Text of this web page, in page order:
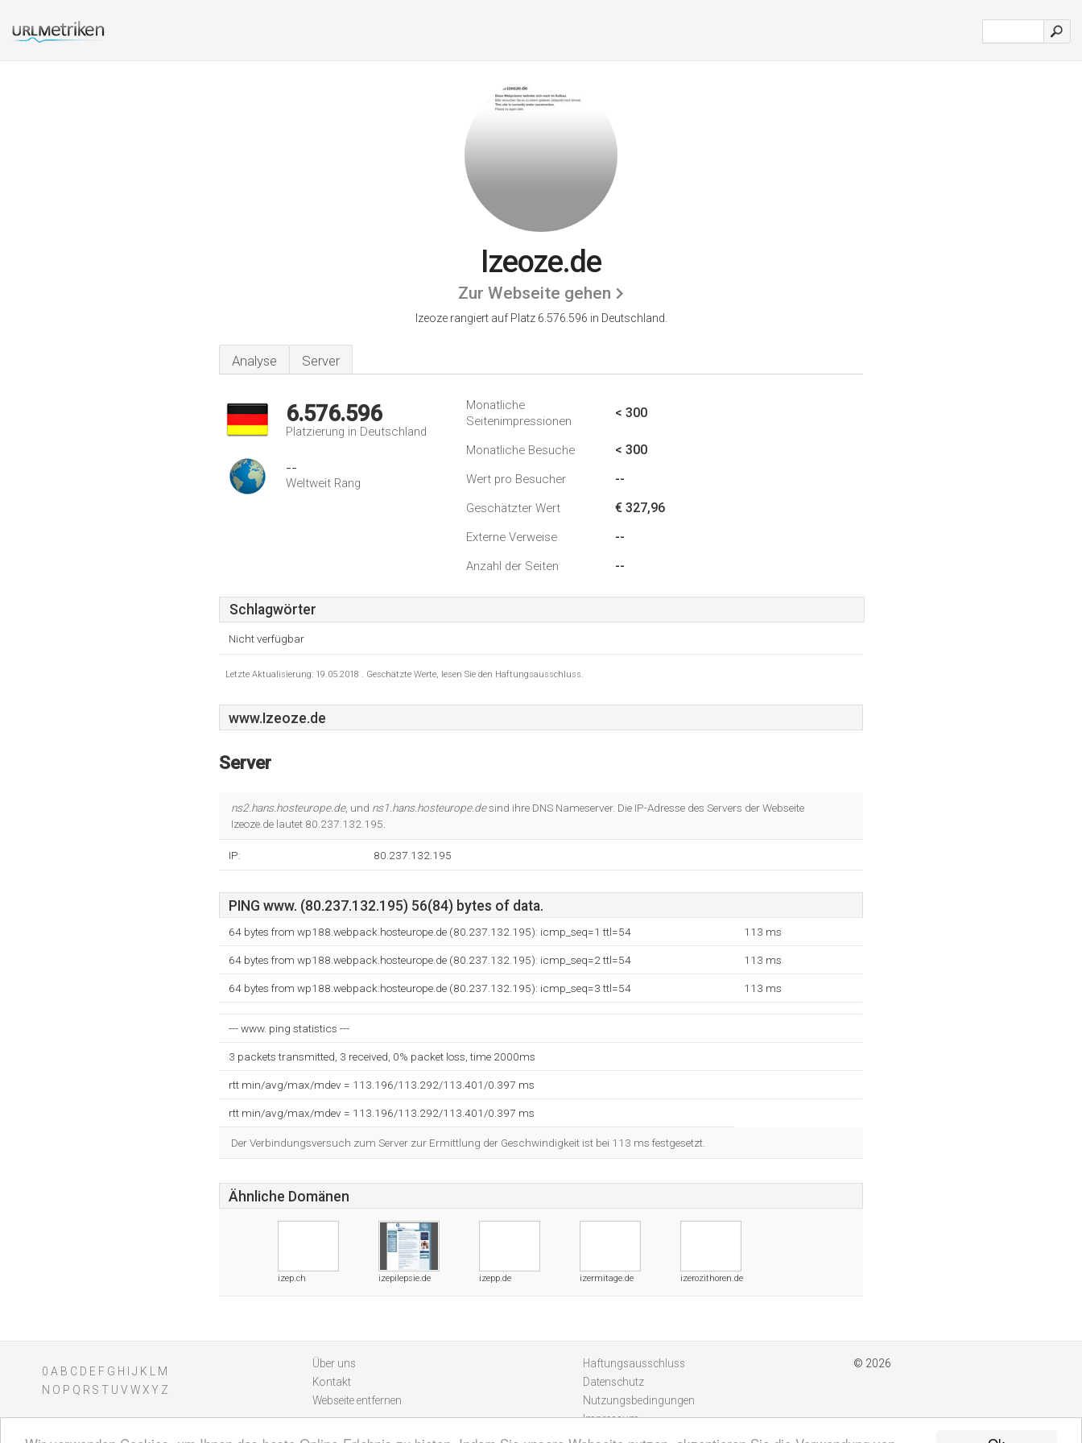
Izeoze.de
Zur Webseite gehen
Izeoze rangiert auf Platz 6.576.596 in Deutschland.
Analyse Server
6.576.596
Platzierung in Deutschland
--
Weltweit Rang
Monatliche
Seitenimpressionen
< 300
Monatliche Besuche < 300
Wert pro Besucher --
Geschätzter Wert € 327,96
Externe Verweise --
Anzahl der Seiten --
Schlagwörter
Nicht verfügbar
Letzte Aktualisierung: 19.05.2018 . Geschätzte Werte, lesen Sie den Haftungsausschluss.
www.Izeoze.de
Server
ns2.hans.hosteurope.de, und ns1.hans.hosteurope.desind ihre DNS Nameserver. Die IP-Adresse des Servers der Webseite
Izeoze.de lautet 80.237.132.195.
IP: 80.237.132.195
PING www. (80.237.132.195) 56(84) bytes of data.
64 bytes from wp188.webpack.hosteurope.de (80.237.132.195): icmp_seq=1 ttl=54 113 ms
64 bytes from wp188.webpack.hosteurope.de (80.237.132.195): icmp_seq=2 ttl=54 113 ms
64 bytes from wp188.webpack.hosteurope.de (80.237.132.195): icmp_seq=3 ttl=54 113 ms
--- www. ping statistics ---
3 packets transmitted, 3 received, 0% packet loss, time 2000ms
rtt min/avg/max/mdev = 113.196/113.292/113.401/0.397 ms
rtt min/avg/max/mdev = 113.196/113.292/113.401/0.397 ms
Der Verbindungsversuch zum Server zur Ermittlung der Geschwindigkeit ist bei 113 ms festgesetzt.
Ähnliche Domänen
izep.ch izepilepsie.de izepp.de izermitage.de izerozithoren.de
0 A B C D E F G H J K
M
N O P Q R S T U V WXY Z
Über uns
Kontakt
Webseite entfernen
Haftungsausschluss
Datenschutz
Nutzungsbedingungen
Impressum
© 2026